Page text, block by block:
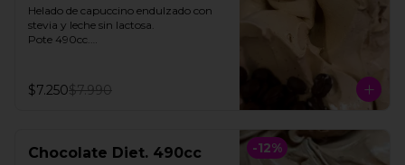
Helado de capuccino endulzado con
stevia y leche sin lactosa.
Pote 490cc.
$7.250$7.990
-12%
Chocolate Diet. 490cc